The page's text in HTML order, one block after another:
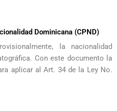
Dominicana (CPND)
la nacionalidad
Con este documento la
aplicar al Art. 34 de la Ley No.